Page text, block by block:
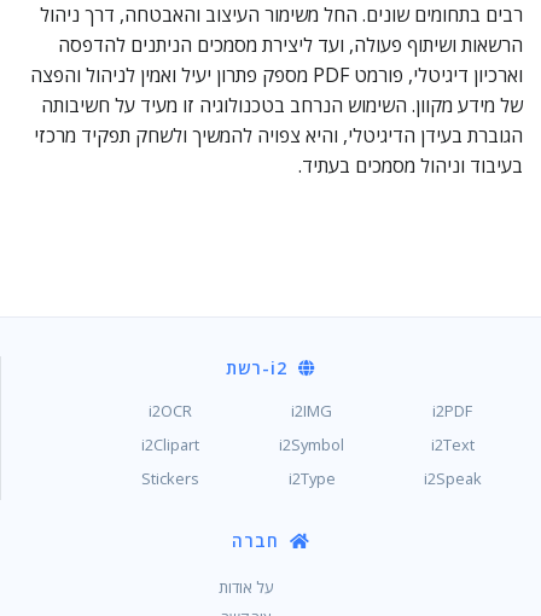
רבים בתחומים שונים. החל משימור העיצוב והאבטחה, דרך ניהול
הרשאות ושיתוף פעולה, ועד ליצירת מסמכים הניתנים להדפסה
וארכיון דיגיטלי, פורמט PDF מספק פתרון יעיל ואמין לניהול והפצה
של מידע מקוון. השימוש הנרחב בטכנולוגיה זו מעיד על חשיבותה
הגוברת בעידן הדיגיטלי, והיא צפויה להמשיך ולשחק תפקיד מרכזי
בעיבוד וניהול מסמכים בעתיד.
i2-רשת
i2PDF
i2IMG
i2OCR
i2Text
i2Symbol
i2Clipart
i2Speak
i2Type
Stickers
חברה
על אודות